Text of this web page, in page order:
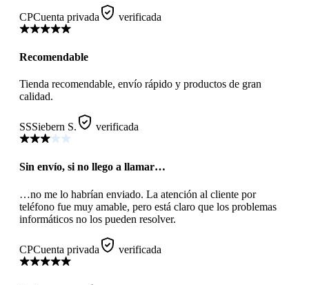
CPCuenta privada verificada
Recomendable
Tienda recomendable, envío rápido y productos de gran
calidad.
SSSiebern S. verificada
Sin envío, si no llego a llamar…
…no me lo habrían enviado. La atención al cliente por
teléfono fue muy amable, pero está claro que los problemas
informáticos no los pueden resolver.
CPCuenta privada verificada